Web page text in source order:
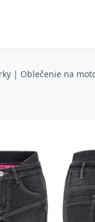
| Oblečenie na